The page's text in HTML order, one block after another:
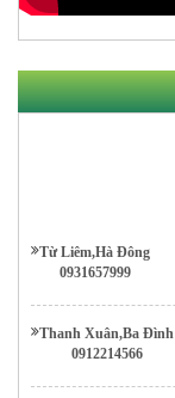
Từ Liêm,Hà Đông
0931657999
Thanh Xuân,Ba Đình
0912214566